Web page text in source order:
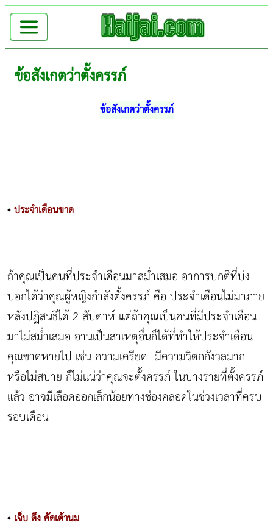
ข้อสังเกตว่าตั้งครรภ์
ข้อสังเกตว่าตั้งครรภ์
• ประจำเดือนขาด
ถ้าคุณเป็นคนที่ประจำเดือนมาสม่ำเสมอ อาการปกติที่บ่ง
บอกได้ว่าคุณผู้หญิงกำลังตั้งครรภ์ คือ ประจำเดือนไม่มาภาย
หลังปฏิสนธิได้ 2 สัปดาห์ แต่ถ้าคุณเป็นคนที่มีประจำเดือน
มาไม่สม่ำเสมอ อานเป็นสาเหตุอื่นก็ได้ที่ทำให้ประจำเดือน
คุณขาดหายไป เช่น ความเครียด มีความวิตกกังวลมาก
หรือไม่สบาย ก็ไม่แน่ว่าคุณจะตั้งครรภ์ ในบางรายที่ตั้งครรภ์
แล้ว อาจมีเลือดออกเล็กน้อยทางช่องคลอดในช่วงเวลาที่ครบ
รอบเดือน
• เจ็บ ตึง คัดเต้านม